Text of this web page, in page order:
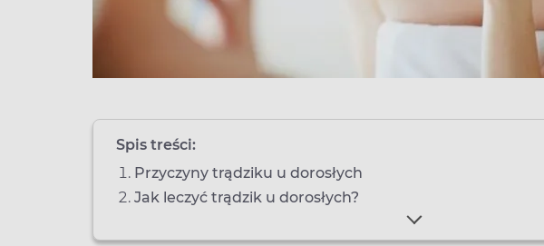
Spis treści:
Przyczyny trądziku u dorosłych
Jak leczyć trądzik u dorosłych?